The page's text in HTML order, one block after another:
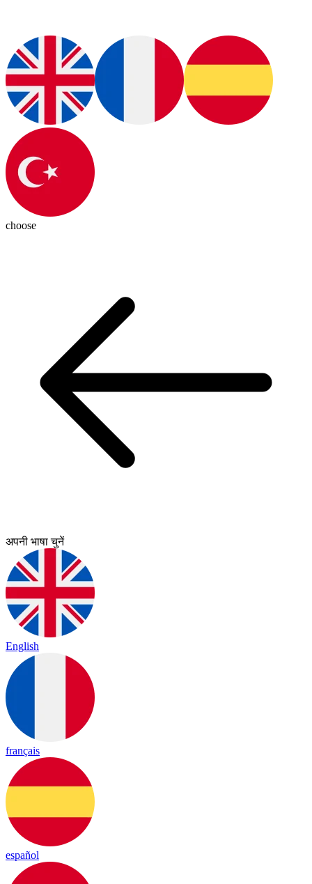
choose
अपनी भाषा चुनें
English
français
español